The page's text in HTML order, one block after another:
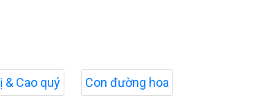
& Cao quý Con đường hoa